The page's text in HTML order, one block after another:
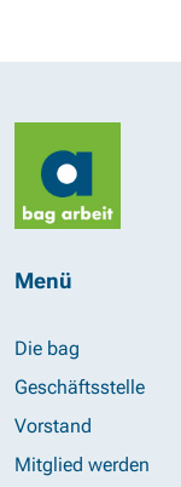
Menü
Die bag
Geschäftsstelle
Vorstand
Mitglied werden